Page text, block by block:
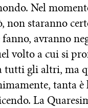
Nel
non staranno
avranno
volto a cui si
tutti gli altri, ma
tanta è
La